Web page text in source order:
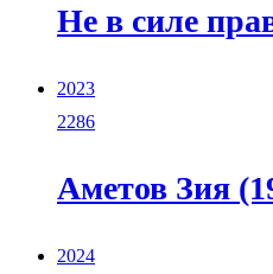
Не в силе
2023
2286
Аметов Зия
2024